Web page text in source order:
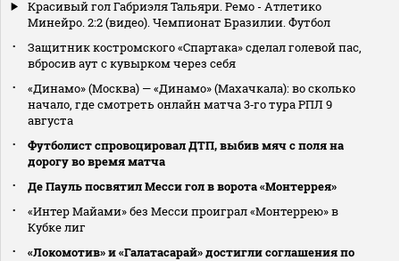
Красивый гол Габриэля Тальяри. Ремо - Атлетико
Минейро. 2:2 (видео). Чемпионат Бразилии. Футбол
Защитник костромского «Спартака» сделал голевой пас,
вбросив аут с кувырком через себя
«Динамо» (Москва) — «Динамо» (Махачкала): во сколько
начало, где смотреть онлайн матча 3‑го тура РПЛ 9
августа
Футболист спровоцировал ДТП, выбив мяч с поля на
дорогу во время матча
Де Пауль посвятил Месси гол в ворота «Монтеррея»
«Интер Майами» без Месси проиграл «Монтеррею» в
Кубке лиг
«Локомотив» и «Галатасарай» достигли соглашения по